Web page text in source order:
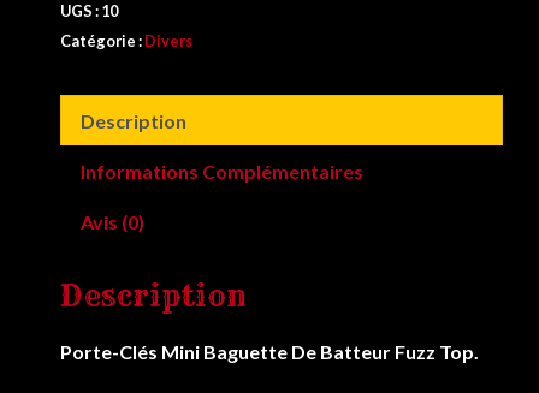
UGS :10
Catégorie :Divers
Description
Informations Complémentaires
Avis (0)
Description
Porte-Clés Mini Baguette De Batteur Fuzz Top.